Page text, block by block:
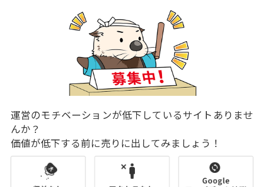
運営のモチベーションが低下しているサイトありませ
んか？
価値が低下する前に売りに出してみましょう！